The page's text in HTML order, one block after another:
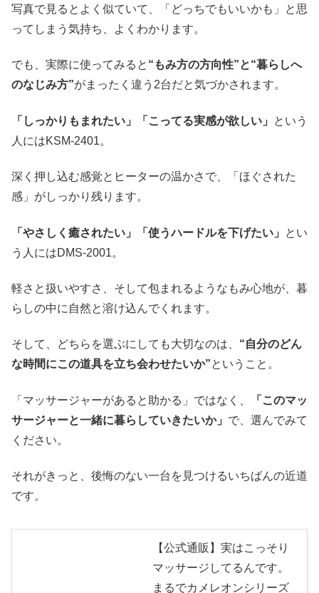
写真で見るとよく似ていて、「どっちでもいいかも」と思
ってしまう気持ち、よくわかります。
でも、実際に使ってみると “もみ方の方向性”と“暮らしへ
のなじみ方”がまったく違う2台だと気づかされます。
「しっかりもまれたい」「こってる実感が欲しい」
という
人にはKSM-2401。
深く押し込む感覚とヒーターの温かさで、「ほぐされた
感」がしっかり残ります。
「やさしく癒されたい」「使うハードルを下げたい」
とい
う人にはDMS-2001。
軽さと扱いやすさ、そして包まれるようなもみ心地が、暮
らしの中に自然と溶け込んでくれます。
そして、どちらを選ぶにしても大切なのは、 “自分のどん
な時間にこの道具を立ち会わせたいか”ということ。
「マッサージャーがあると助かる」ではなく、
「このマッ
サージャーと一緒に暮らしていきたいか」 で、選んでみて
ください。
それがきっと、後悔のない一台を見つけるいちばんの近道
です。
【公式通販】実はこっそり
マッサージしてるんです。
まるでカメレオンシリーズ